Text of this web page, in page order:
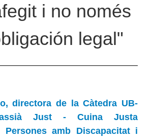
i no només
legal"
directora de la Càtedra UB-
Just - Cuina Justa
Persones amb Discapacitat i